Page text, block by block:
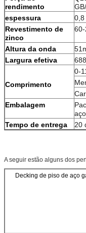
rendimento
espessura
0,8
Revestimento de
zinco
Altura da onda
Largura efetiva
Comprimento
0-
Embalagem
aço
Tempo de entrega
20
A seguir estão alguns dos
Decking de piso de aço